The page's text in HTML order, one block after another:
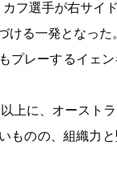
フ選手が右サイ
ける一発となった
プレーするイェ
上に、オースト
ものの、組織力